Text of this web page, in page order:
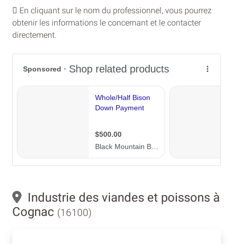
En cliquant sur le nom du professionnel, vous pourrez
obtenir les informations le concernant et le contacter
directement.
Industrie des viandes et poissons à
Cognac (16100)